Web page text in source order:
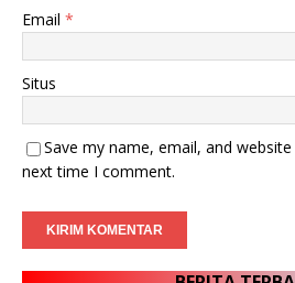
Email *
Situs
Save my name, email, and
next time I comment.